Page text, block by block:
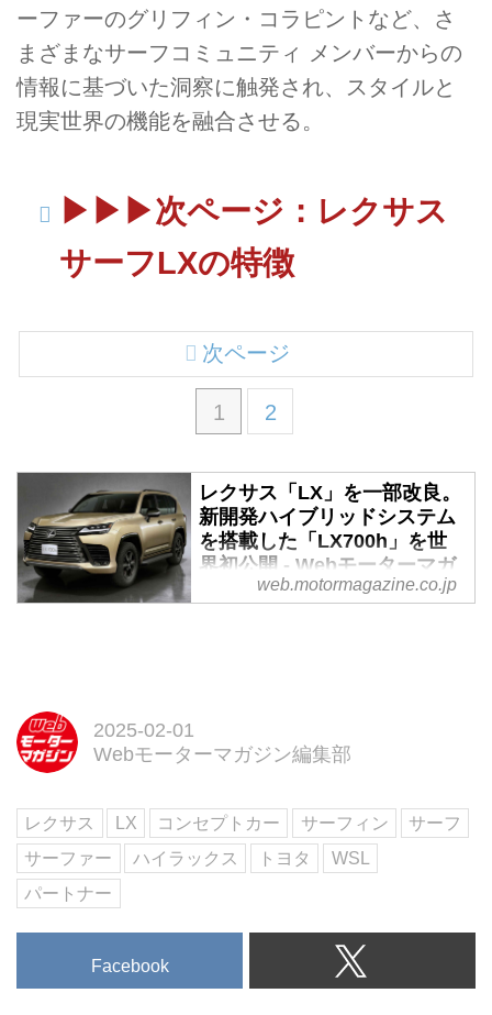
ーファーのグリフィン・コラピントなど、さ
まざまなサーフコミュニティ メンバーからの
情報に基づいた洞察に触発され、スタイルと
現実世界の機能を融合させる。
▶▶▶次ページ：レクサス
サーフLXの特徴
1 2
次ページ
レクサス「LX」を一部改良。
新開発ハイブリッドシステム
を搭載した「LX700h」を世
界初公開 - Webモーターマガ
した。なお、2024年末以降、順
詳細は発表されていない。
web.motormagazine.co.jp
2025-02-01
Webモーターマガジン編集部
レクサス LX コンセプトカー サーフィン
サーフ
サーファー
ハイラックス トヨタ
WSL
パートナー
Facebook